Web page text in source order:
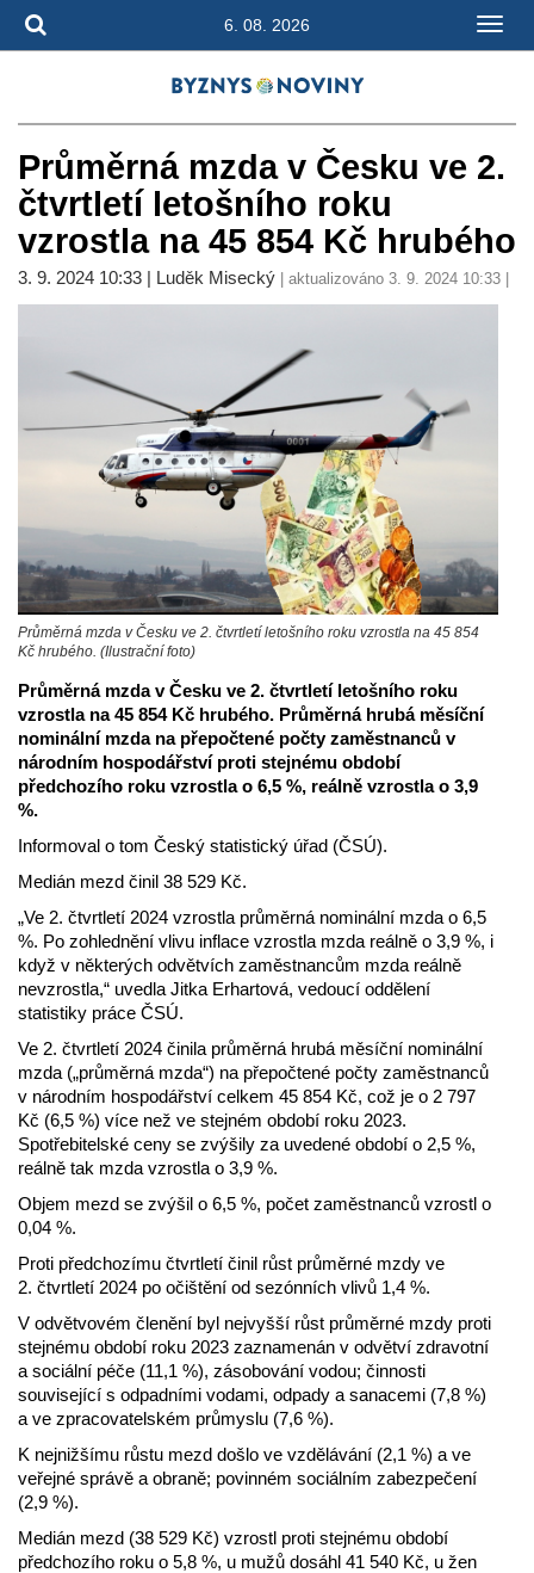
6. 08. 2026
Průměrná mzda v Česku ve 2.
čtvrtletí letošního roku
vzrostla na 45 854 Kč hrubého
3. 9. 2024 10:33 | Luděk Misecký | aktualizováno 3. 9. 2024 10:33 |
Průměrná mzda v Česku ve 2. čtvrtletí letošního roku vzrostla na 45 854
Kč hrubého. (Ilustrační foto)
Průměrná mzda v Česku ve 2. čtvrtletí letošního roku
vzrostla na 45 854 Kč hrubého. Průměrná hrubá měsíční
nominální mzda na přepočtené počty zaměstnanců v
národním hospodářství proti stejnému období
předchozího roku vzrostla o 6,5 %, reálně vzrostla o 3,9
%.
Informoval o tom Český statistický úřad (ČSÚ).
Medián mezd činil 38 529 Kč.
„Ve 2. čtvrtletí 2024 vzrostla průměrná nominální mzda o 6,5
%. Po zohlednění vlivu inflace vzrostla mzda reálně o 3,9 %, i
když v některých odvětvích zaměstnancům mzda reálně
nevzrostla,“ uvedla Jitka Erhartová, vedoucí oddělení
statistiky práce ČSÚ.
Ve 2. čtvrtletí 2024 činila průměrná hrubá měsíční nominální
mzda („průměrná mzda“) na přepočtené počty zaměstnanců
v národním hospodářství celkem 45 854 Kč, což je o 2 797
Kč (6,5 %) více než ve stejném období roku 2023.
Spotřebitelské ceny se zvýšily za uvedené období o 2,5 %,
reálně tak mzda vzrostla o 3,9 %.
Objem mezd se zvýšil o 6,5 %, počet zaměstnanců vzrostl o
0,04 %.
Proti předchozímu čtvrtletí činil růst průměrné mzdy ve
2. čtvrtletí 2024 po očištění od sezónních vlivů 1,4 %.
V odvětvovém členění byl nejvyšší růst průměrné mzdy proti
stejnému období roku 2023 zaznamenán v odvětví zdravotní
a sociální péče (11,1 %), zásobování vodou; činnosti
související s odpadními vodami, odpady a sanacemi (7,8 %)
a ve zpracovatelském průmyslu (7,6 %).
K nejnižšímu růstu mezd došlo ve vzdělávání (2,1 %) a ve
veřejné správě a obraně; povinném sociálním zabezpečení
(2,9 %).
Medián mezd (38 529 Kč) vzrostl proti stejnému období
předchozího roku o 5,8 %, u mužů dosáhl 41 540 Kč, u žen